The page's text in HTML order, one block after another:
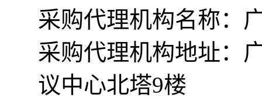
采购代理机构名称：
采购代理机构地址：
议中心北塔9楼